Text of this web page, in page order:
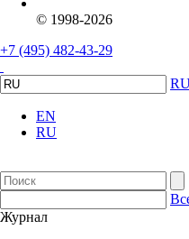
© 1998-2026
+7 (495) 482-43-29
EN
RU
Журнал